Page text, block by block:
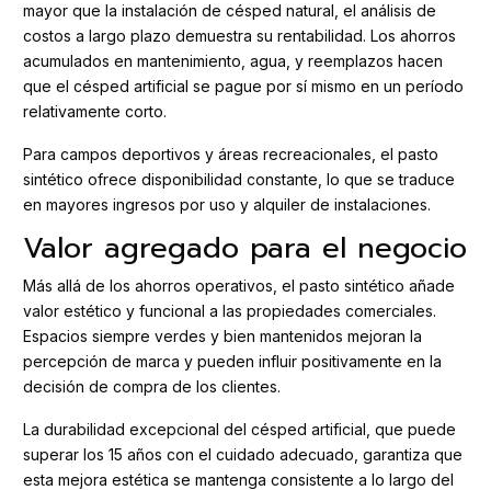
mayor que la instalación de césped natural, el análisis de
costos a largo plazo demuestra su rentabilidad. Los ahorros
acumulados en mantenimiento, agua, y reemplazos hacen
que el césped artificial se pague por sí mismo en un período
relativamente corto.
Para campos deportivos y áreas recreacionales, el pasto
sintético ofrece disponibilidad constante, lo que se traduce
en mayores ingresos por uso y alquiler de instalaciones.
Valor agregado para el negocio
Más allá de los ahorros operativos, el pasto sintético añade
valor estético y funcional a las propiedades comerciales.
Espacios siempre verdes y bien mantenidos mejoran la
percepción de marca y pueden influir positivamente en la
decisión de compra de los clientes.
La durabilidad excepcional del césped artificial, que puede
superar los 15 años con el cuidado adecuado, garantiza que
esta mejora estética se mantenga consistente a lo largo del